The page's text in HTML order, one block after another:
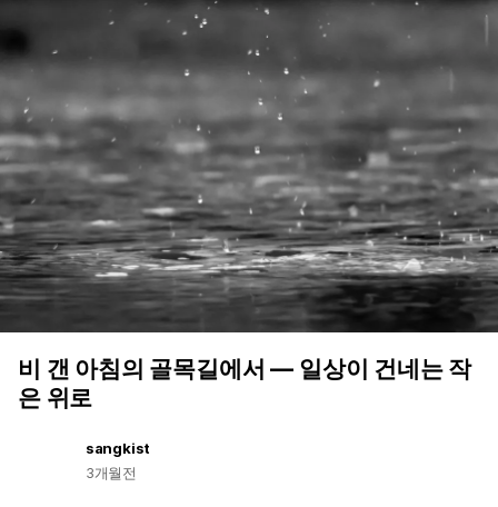
비 갠 아침의 골목길에서 — 일상이 건네는 작
은 위로
sangkist
3개월전